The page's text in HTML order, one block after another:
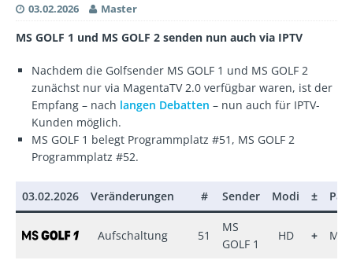
03.02.2026 Master
MS GOLF 1 und MS GOLF 2 senden nun auch via IPTV
Nachdem die Golfsender MS GOLF 1 und MS GOLF 2
zunächst nur via MagentaTV 2.0 verfügbar waren, ist der
Empfang – nach langen Debatten – nun auch für IPTV-
Kunden möglich.
MS GOLF 1 belegt Programmplatz #51, MS GOLF 2
Programmplatz #52.
03.02.2026 Veränderungen # Sender Modi ±
Aufschaltung 51
MS
GOLF 1
HD +